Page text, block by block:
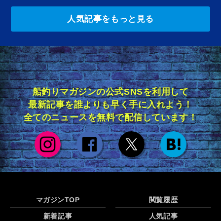
人気記事をもっと見る
船釣りマガジンの公式SNSを利用して
最新記事を誰よりも早く手に入れよう！
全てのニュースを無料で配信しています！
マガジンTOP 閲覧履歴
新着記事 人気記事